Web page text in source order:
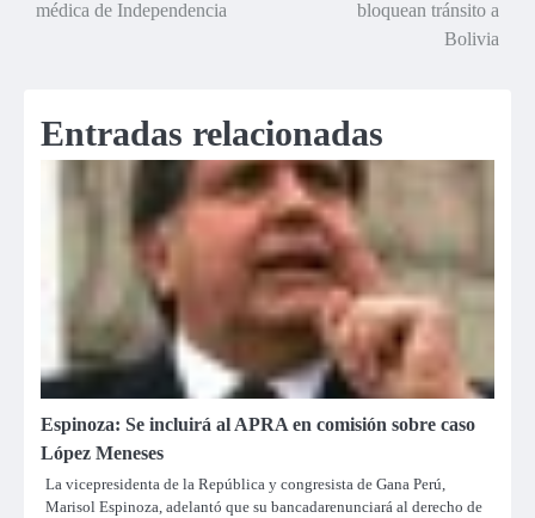
médica de Independencia
bloquean tránsito a
Bolivia
Entradas relacionadas
Espinoza: Se incluirá al APRA en comisión sobre caso
López Meneses
La vicepresidenta de la República y congresista de Gana Perú,
Marisol Espinoza, adelantó que su bancadarenunciará al derecho de